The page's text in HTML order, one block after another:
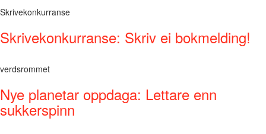
Skrivekonkurranse
Skrivekonkurranse: Skriv ei bokmelding!
verdsrommet
Nye planetar oppdaga: Lettare enn
sukkerspinn